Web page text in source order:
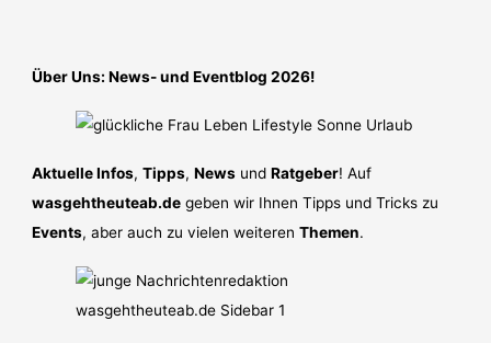
Über Uns: News- und Eventblog 2026!
Aktuelle Infos,Tipps,News undRatgeber! Auf
wasgehtheuteab.de geben wir Ihnen Tipps und Tricks zu
Events, aber auch zu vielen weiterenThemen.